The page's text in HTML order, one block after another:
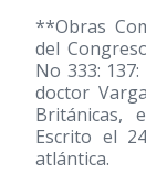
**Obras
del
No 333:
doctor
Británicas,
Escrito el
atlántica.